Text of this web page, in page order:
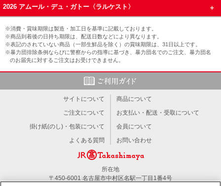
2026 アムール・デュ・ガトー〈ラルケスト〉
※消費・賞味期限は製造・加工日を基準に記載しております。
※商品到着後の日持ち期限は、配送日数などにより異なります。
※表記のされていない商品（一部生鮮品を除く）の賞味期限は、31日以上です。
※暴力団排除条例ならびに警察からの指導に基づき、暴力団名でのご注文、暴力団名
のお届先に対するご注文はお受けできません。
サイトについて
商品について
ご注文について
お支払い・配送・受取について
掛け紙(のし)・包装について
会員について
よくある質問
お問い合わせ
所在地
〒450-6001 名古屋市中村区名駅一丁目1番4号